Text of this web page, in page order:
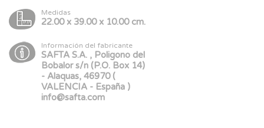
Medidas
22.00 x 39.00 x 10.00 cm.
Información del fabricante
SAFTA S.A. , Poligono del
Bobalor s/n (P.O. Box 14)
- Alaquas, 46970 (
VALENCIA - España )
info@safta.com